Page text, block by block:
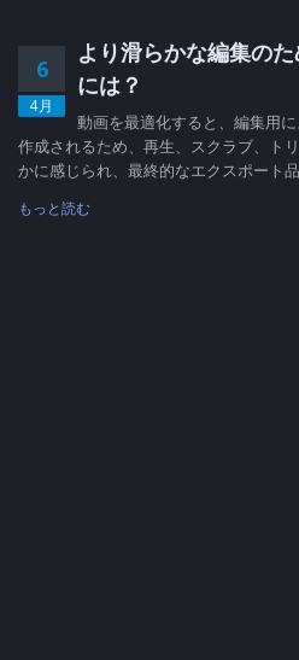
6
4月
より滑らかな編集の
には？
動画を最適化すると、編集用
作成されるため、再生、スクラブ、ト
かに感じられ、最終的なエクスポート
もっと読む